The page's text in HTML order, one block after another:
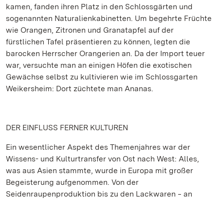
kamen, fanden ihren Platz in den Schlossgärten und
sogenannten Naturalienkabinetten. Um begehrte Früchte
wie Orangen, Zitronen und Granatapfel auf der
fürstlichen Tafel präsentieren zu können, legten die
barocken Herrscher Orangerien an. Da der Import teuer
war, versuchte man an einigen Höfen die exotischen
Gewächse selbst zu kultivieren wie im Schlossgarten
Weikersheim: Dort züchtete man Ananas.
DER EINFLUSS FERNER KULTUREN
Ein wesentlicher Aspekt des Themenjahres war der
Wissens- und Kulturtransfer von Ost nach West: Alles,
was aus Asien stammte, wurde in Europa mit großer
Begeisterung aufgenommen. Von der
Seidenraupenproduktion bis zu den Lackwaren ‒ an